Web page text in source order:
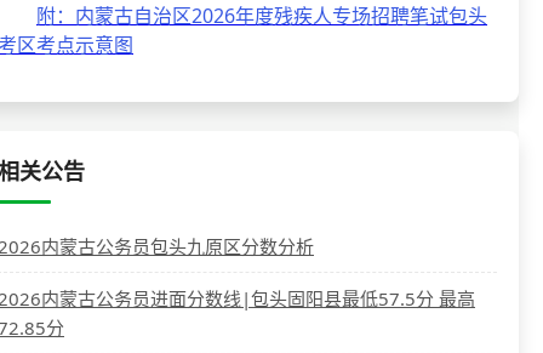
附：内蒙古自治区2026年度残疾人专场招聘笔试包头
区考点示意图
关公告
内蒙古公务员包头九原区分数分析
内蒙古公务员进面分数线|包头固阳县最低57.5分 最高
分